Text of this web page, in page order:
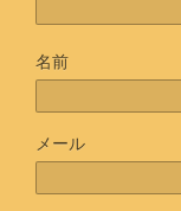
名前
メール